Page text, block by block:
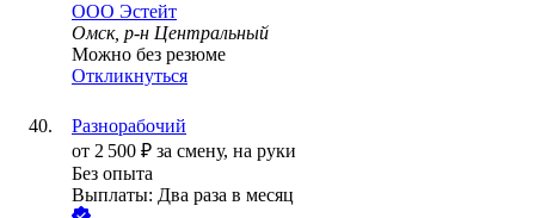
ООО Эстейт
Омск, р-н Центральный
Можно без резюме
Откликнуться
Разнорабочий
от 2 500 ₽ за смену, на руки
Без опыта
Выплаты: Два раза в месяц